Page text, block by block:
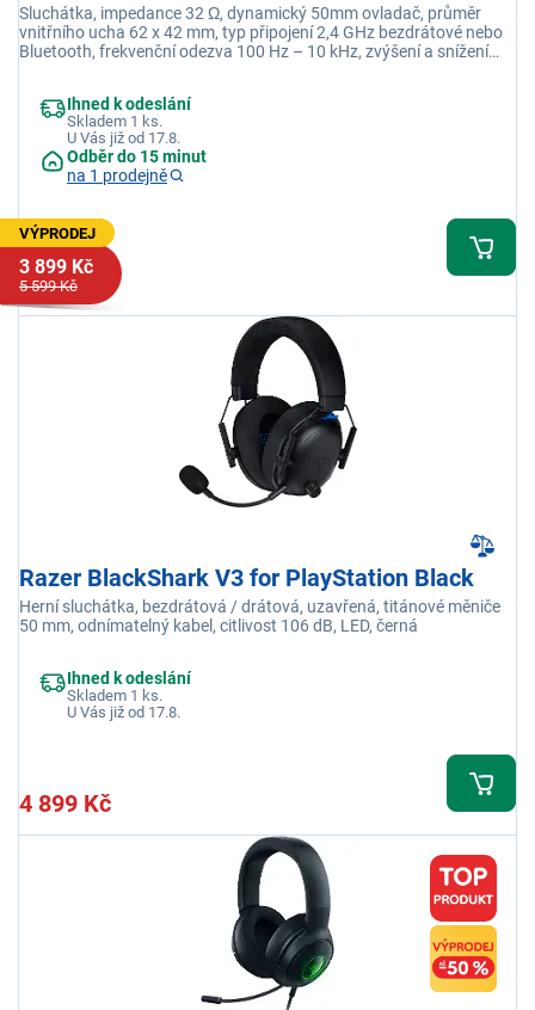
Sluchátka, impedance 32 Ω, dynamický 50mm ovladač, průměr
vnitřního ucha 62 x 42 mm, typ připojení 2,4 GHz bezdrátové nebo
Bluetooth, frekvenční odezva 100 Hz – 10 kHz, zvýšení a snížení
Ihned k odeslání
Skladem 1 ks.
U Vás již od 17.8.
Odběr do 15 minut
na 1 prodejně
VÝPRODEJ
3 899 Kč
5 599 Kč
Razer BlackShark V3 for PlayStation Black
Herní sluchátka, bezdrátová / drátová, uzavřená, titánové měniče
50 mm, odnímatelný kabel, citlivost 106 dB, LED, černá
Ihned k odeslání
Skladem 1 ks.
U Vás již od 17.8.
4 899 Kč